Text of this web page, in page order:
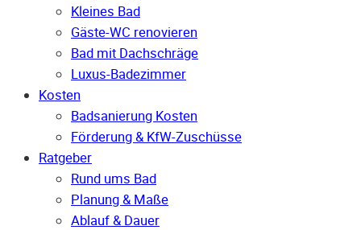
Kleines Bad
Gäste-WC renovieren
Bad mit Dachschräge
Luxus-Badezimmer
Kosten
Badsanierung Kosten
Förderung & KfW-Zuschüsse
Ratgeber
Rund ums Bad
Planung & Maße
Ablauf & Dauer